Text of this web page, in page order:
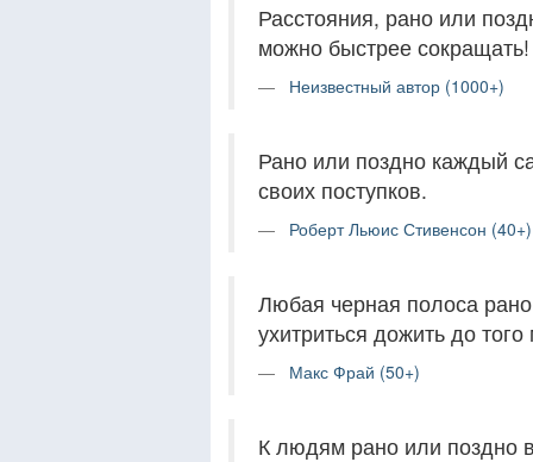
Расстояния, рано или
можно быстрее сокращать!
Неизвестный автор (1000+)
Рано или поздно каждый
своих поступков.
Роберт Льюис Стивенсон (40+)
Любая черная полоса
ухитриться дожить до
Макс Фрай (50+)
К людям рано или поздно